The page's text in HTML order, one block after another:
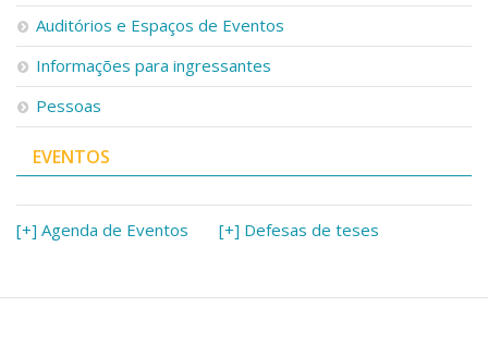
Auditórios e Espaços de Eventos
Informações para ingressantes
Pessoas
EVENTOS
[+] Agenda de Eventos [+] Defesas de teses